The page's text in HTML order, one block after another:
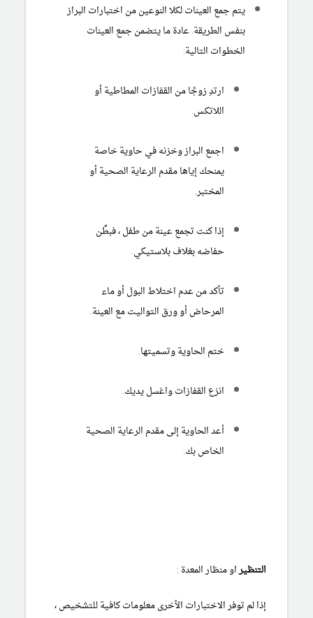
يتم جمع العينات لكلا النوعين من اختبارات البراز
بنفس الطريقة. عادة ما يتضمن جمع العينات
الخطوات التالية:
ارتدِ زوجًا من القفازات المطاطية أو
اللاتكس.
اجمع البراز وخزنه في حاوية خاصة
يمنحك إياها مقدم الرعاية الصحية أو
المختبر.
إذا كنت تجمع عينة من طفل ، فبطِّن
حفاضه بغلاف بلاستيكي.
تأكد من عدم اختلاط البول أو ماء
المرحاض أو ورق التواليت مع العينة.
ختم الحاوية وتسميتها.
انزع القفازات واغسل يديك.
أعد الحاوية إلى مقدم الرعاية الصحية
الخاص بك.
التنظيراو منظار المعدة :
إذا لم توفر الاختبارات الأخرى معلومات كافية للتشخيص ،